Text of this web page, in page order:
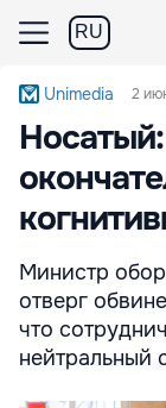
RU
Unimedia 2
Министр
отверг
что
нейтральный